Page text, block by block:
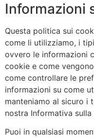
Informazioni
Questa politica sui
come li utilizziamo, i
ovvero le informazioni
cookie e come
come controllare le
informazioni su come
manteniamo al sicuro i
nostra Informativa sulla
Puoi in qualsiasi